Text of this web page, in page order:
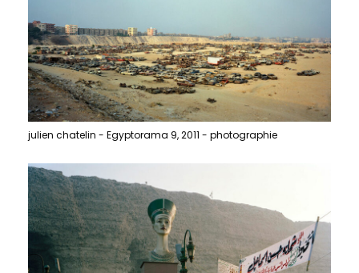
julien chatelin - Egyptorama 9, 2011 - photographie